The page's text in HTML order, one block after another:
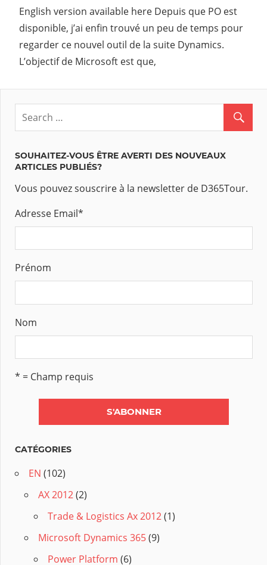
English version available here Depuis que PO est
disponible, j’ai enfin trouvé un peu de temps pour
regarder ce nouvel outil de la suite Dynamics.
L’objectif de Microsoft est que,
SOUHAITEZ-VOUS ÊTRE AVERTI DES NOUVEAUX
ARTICLES PUBLIÉS?
Vous pouvez souscrire à la newsletter de D365Tour.
Adresse Email*
Prénom
Nom
* = Champ requis
CATÉGORIES
EN (102)
AX 2012(2)
Trade & Logistics Ax 2012(1)
Microsoft Dynamics 365(9)
Power Platform (6)